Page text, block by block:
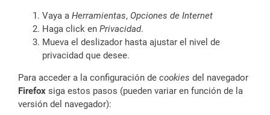
Vaya a Herramientas, Opciones de Internet
Haga click en Privacidad.
Mueva el deslizador hasta ajustar el nivel de
privacidad que desee.
Para acceder a la configuración de cookies del navegador
Firefox siga estos pasos (pueden variar en función de la
versión del navegador):